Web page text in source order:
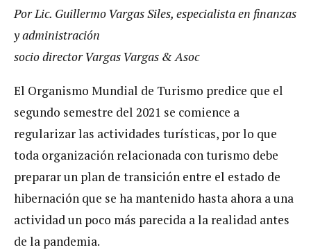
Por Lic. Guillermo Vargas Siles, especialista en finanzas
y administración
socio director Vargas Vargas & Asoc
El Organismo Mundial de Turismo predice que el
segundo semestre del 2021 se comience a
regularizar las actividades turísticas, por lo que
toda organización relacionada con turismo debe
preparar un plan de transición entre el estado de
hibernación que se ha mantenido hasta ahora a una
actividad un poco más parecida a la realidad antes
de la pandemia.